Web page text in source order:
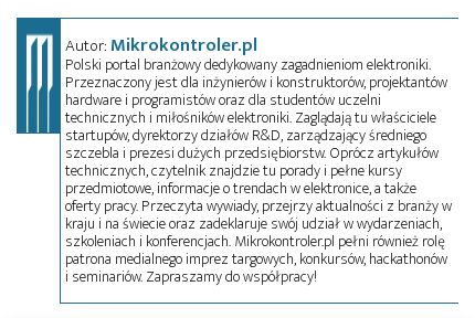
Autor:Mikrokontroler.pl
Polski portal branżowy dedykowany zagadnieniom elektroniki.
Przeznaczony jest dla inżynierów i konstruktorów, projektantów
hardware i programistów oraz dla studentów uczelni
technicznych i miłośników elektroniki. Zaglądają tu właściciele
startupów, dyrektorzy działów R&D, zarządzający średniego
szczebla i prezesi dużych przedsiębiorstw. Oprócz artykułów
technicznych, czytelnik znajdzie tu porady i pełne kursy
przedmiotowe, informacje o trendach w elektronice, a także
oferty pracy. Przeczyta wywiady, przejrzy aktualności z branży w
kraju i na świecie oraz zadeklaruje swój udział w wydarzeniach,
szkoleniach i konferencjach. Mikrokontroler.pl pełni również rolę
patrona medialnego imprez targowych, konkursów, hackathonów
i seminariów. Zapraszamy do współpracy!